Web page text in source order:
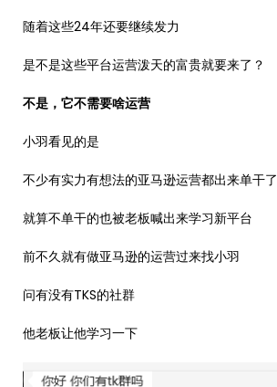
随着这些24年还要继续发力
是不是这些平台运营泼天的富贵就要来了？
不是，它不需要啥运营
小羽看见的是
不少有实力有想法的亚马逊运营都出来单干了
就算不单干的也被老板喊出来学习新平台
前不久就有做亚马逊的运营过来找小羽
问有没有TKS的社群
他老板让他学习一下